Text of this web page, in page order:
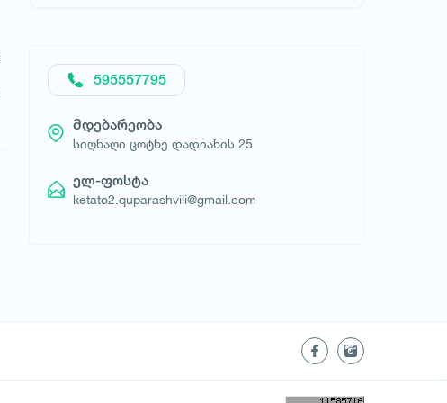
595557795
მდებარეობა
სიღნაღი ცოტნე დადიანის 25
ელ-ფოსტა
ketato2.quparashvili@gmail.com